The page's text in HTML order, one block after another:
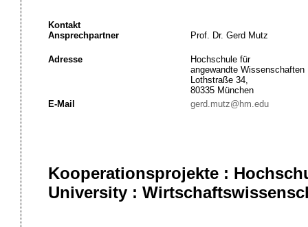
Kontakt
Ansprechpartner
Prof. Dr. Gerd Mutz
Adresse
Hochschule für
angewandte Wissenschaften
Lothstraße 34,
80335 München
E-Mail
gerd.mutz@hm.edu
Kooperationsprojekte :
University :